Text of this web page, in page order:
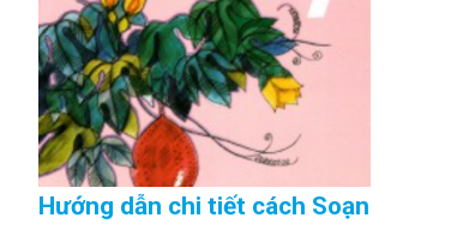
Hướng dẫn chi tiết cách Soạn